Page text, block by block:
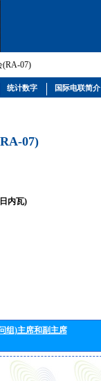
(RA-07)
07)
内瓦)
组)主席和副主席
统计数字 国际电联简介